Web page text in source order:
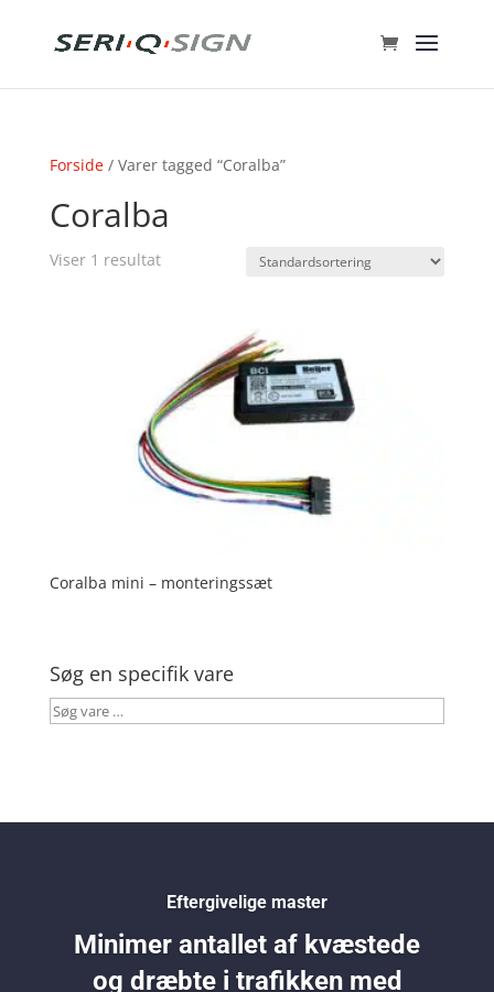
Forside/ Varer tagged “Coralba”
Coralba
Viser 1 resultat
Coralba mini – monteringssæt
Søg en specifik vare
Søg
Eftergivelige master
Minimer antallet af kvæstede
og dræbte i trafikken med